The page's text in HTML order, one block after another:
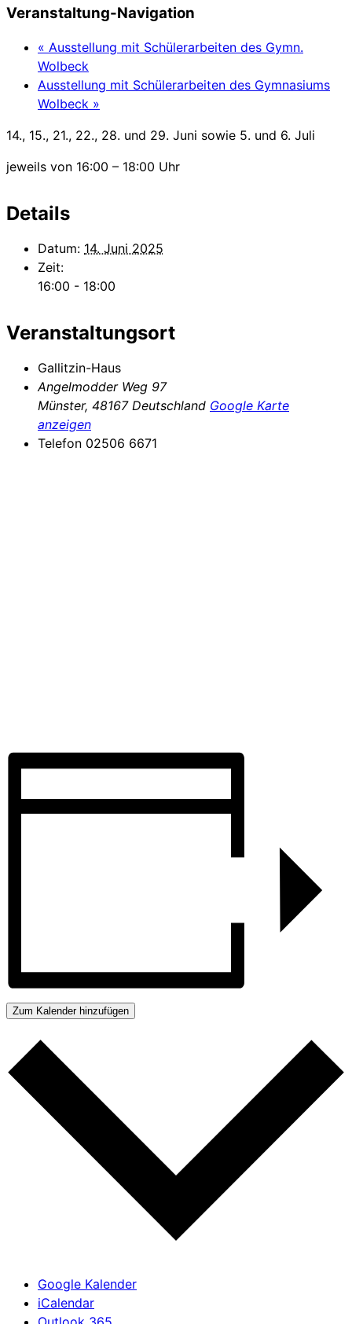
Veranstaltung-Navigation
« Ausstellung mit Schülerarbeiten des Gymn.
Wolbeck
Ausstellung mit Schülerarbeiten des Gymnasiums
Wolbeck »
14., 15., 21., 22., 28. und 29. Juni sowie 5. und 6. Juli
jeweils von 16:00 – 18:00 Uhr
Details
Datum: 14. Juni 2025
Zeit:
16:00 - 18:00
Veranstaltungsort
Gallitzin-Haus
Angelmodder Weg 97
Münster, 48167 Deutschland Google Karte
anzeigen
Telefon 02506 6671
Zum Kalender hinzufügen
Google Kalender
iCalendar